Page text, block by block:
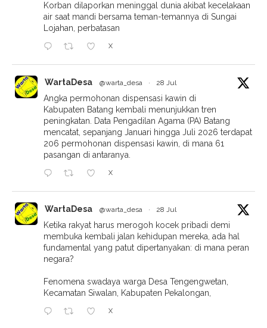
Korban dilaporkan meninggal dunia akibat kecelakaan
air saat mandi bersama teman-temannya di Sungai
Lojahan, perbatasan
X
WartaDesa @warta_desa · 28 Jul
Angka permohonan dispensasi kawin di
Kabupaten Batang kembali menunjukkan tren
peningkatan. Data Pengadilan Agama (PA) Batang
mencatat, sepanjang Januari hingga Juli 2026 terdapat
206 permohonan dispensasi kawin, di mana 61
pasangan di antaranya.
X
WartaDesa @warta_desa · 28 Jul
Ketika rakyat harus merogoh kocek pribadi demi
membuka kembali jalan kehidupan mereka, ada hal
fundamental yang patut dipertanyakan: di mana peran
negara?
Fenomena swadaya warga Desa Tengengwetan,
Kecamatan Siwalan, Kabupaten Pekalongan,
X